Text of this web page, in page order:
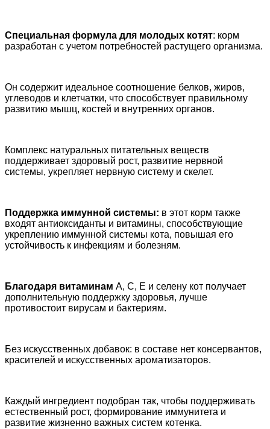
Специальная формула для молодых котят: корм
разработан с учетом потребностей растущего организма.
Он содержит идеальное соотношение белков, жиров,
углеводов и клетчатки, что способствует правильному
развитию мышц, костей и внутренних органов.
Комплекс натуральных питательных веществ
поддерживает здоровый рост, развитие нервной
системы, укрепляет нервную систему и скелет.
Поддержка иммунной системы: в этот корм также
входят антиоксиданты и витамины, способствующие
укреплению иммунной системы кота, повышая его
устойчивость к инфекциям и болезням.
Благодаря витаминам A, C, E и селену кот получает
дополнительную поддержку здоровья, лучше
противостоит вирусам и бактериям.
Без искусственных добавок: в составе нет консервантов,
красителей и искусственных ароматизаторов.
Каждый ингредиент подобран так, чтобы поддерживать
естественный рост, формирование иммунитета и
развитие жизненно важных систем котенка.